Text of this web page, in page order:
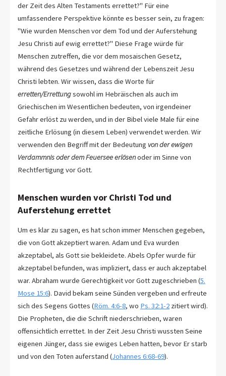
der Zeit des Alten Testaments errettet?" Für eine
umfassendere Perspektive könnte es besser sein, zu fragen:
"Wie wurden Menschen vor dem Tod und der Auferstehung
Jesu Christi auf ewig errettet?" Diese Frage würde für
Menschen zutreffen, die vor dem mosaischen Gesetz,
während des Gesetzes und während der Lebenszeit Jesu
Christi lebten. Wir wissen, dass die Worte für
erretten/Errettung
Griechischen im Wesentlichen bedeuten, von irgendeiner
Gefahr erlöst zu werden, und in der Bibel viele Male für eine
zeitliche Erlösung (in diesem Leben) verwendet werden. Wir
verwenden den Begriff mit der Bedeutung von der ewigen
Verdammnis oder dem Feuersee erlösenoder im Sinne von
Rechtfertigung vor Gott.
Menschen wurden vor Christi Tod und
Auferstehung errettet
Um es klar zu sagen, es hat schon immer Menschen gegeben,
die von Gott akzeptiert waren. Adam und Eva wurden
akzeptabel, als Gott sie bekleidete. Abels Opfer wurde für
akzeptabel befunden, was impliziert, dass er auch akzeptabel
war. Abraham wurde Gerechtigkeit vor Gott zugeschrieben (5.
Mose 15:6). David bekam seine Sünden vergeben und erfreute
sich des Segens Gottes (Röm. 4:6-8, wo Ps. 32:1-2 zitiert wird).
Die Propheten, die die Schrift niederschrieben, waren
offensichtlich errettet. In der Zeit Jesu Christi wussten Seine
eigenen Jünger, dass sie ewiges Leben hatten, bevor Er starb
und von den Toten auferstand (Johannes 6:68-69).